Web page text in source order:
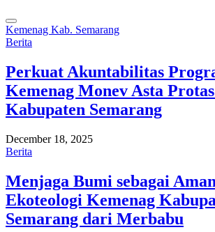
Kemenag Kab. Semarang
Berita
Perkuat Akuntabilitas
Kemenag Monev Asta
Kabupaten Semarang
December 18, 2025
Berita
Menjaga Bumi sebagai
Ekoteologi Kemenag
Semarang dari Merbabu